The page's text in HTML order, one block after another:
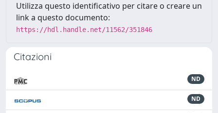
Utilizza questo identificativo per citare o creare un
link a questo documento:
https://hdl.handle.net/11562/351846
Citazioni
ND
ND